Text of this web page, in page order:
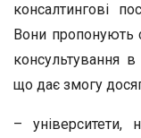
консалтингові
Вони пропонують
консультування
що дає змогу
– університети,